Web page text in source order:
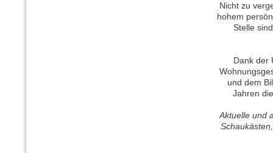
Nicht zu
hohem
Stelle
Dank der
und dem
Jahren
Aktuelle und